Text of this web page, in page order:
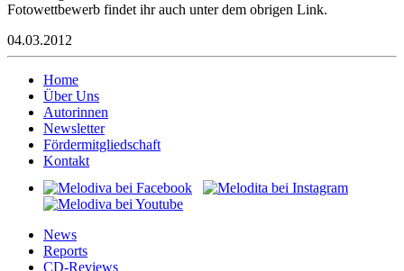
Fotowettbewerb findet ihr auch unter dem obrigen Link.
04.03.2012
Home
Über Uns
Autorinnen
Newsletter
Fördermitgliedschaft
Kontakt
News
Reports
CD-Reviews